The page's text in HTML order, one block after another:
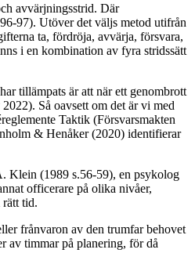
avvärjningsstrid. Där
97). Utöver det väljs metod utifrån
ta, fördröja, avvärja, försvara,
i en kombination av fyra stridssätt
tillämpats är att när ett genombrott
Så oavsett om det är vi med
Taktik (Försvarsmakten
& Henåker (2020) identifierar
Klein (1989 s.56-59), en psykolog
officerare på olika nivåer,
rätt tid.
frånvaron av den trumfar behovet
av timmar på planering, för då